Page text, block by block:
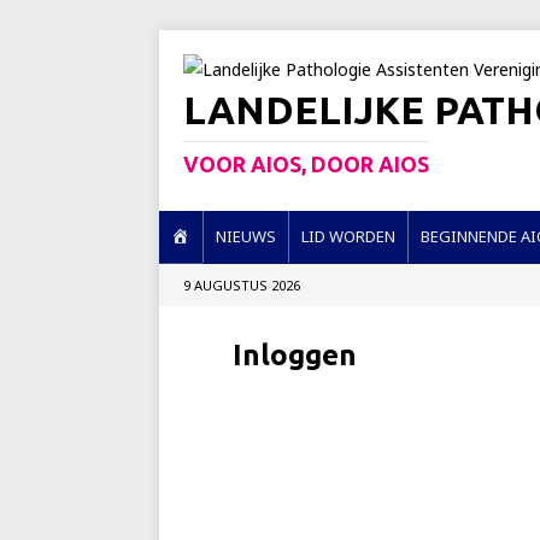
LANDELIJKE
VOOR AIOS, DOOR AIOS
O
M
NIEUWS LID WORDEN BEGINNENDE
9 AUGUSTUS 2026
Inloggen